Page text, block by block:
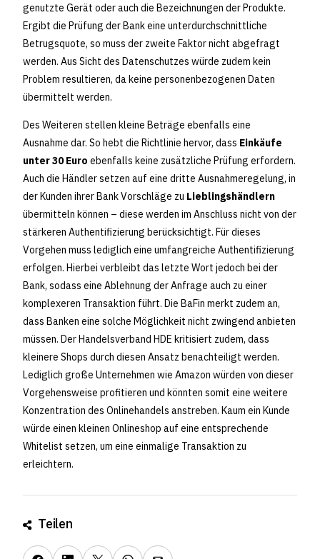
genutzte Gerät oder auch die Bezeichnungen der Produkte.
Ergibt die Prüfung der Bank eine unterdurchschnittliche
Betrugsquote, so muss der zweite Faktor nicht abgefragt
werden. Aus Sicht des Datenschutzes würde zudem kein
Problem resultieren, da keine personenbezogenen Daten
übermittelt werden.
Des Weiteren stellen kleine Beträge ebenfalls eine
Ausnahme dar. So hebt die Richtlinie hervor, dass Einkäufe
unter 30 Euro ebenfalls keine zusätzliche Prüfung erfordern.
Auch die Händler setzen auf eine dritte Ausnahmeregelung, in
der Kunden ihrer Bank Vorschläge zu Lieblingshändlern
übermitteln können – diese werden im Anschluss nicht von der
stärkeren Authentifizierung berücksichtigt. Für dieses
Vorgehen muss lediglich eine umfangreiche Authentifizierung
erfolgen. Hierbei verbleibt das letzte Wort jedoch bei der
Bank, sodass eine Ablehnung der Anfrage auch zu einer
komplexeren Transaktion führt. Die BaFin merkt zudem an,
dass Banken eine solche Möglichkeit nicht zwingend anbieten
müssen. Der Handelsverband HDE kritisiert zudem, dass
kleinere Shops durch diesen Ansatz benachteiligt werden.
Lediglich große Unternehmen wie Amazon würden von dieser
Vorgehensweise profitieren und könnten somit eine weitere
Konzentration des Onlinehandels anstreben. Kaum ein Kunde
würde einen kleinen Onlineshop auf eine entsprechende
Whitelist setzen, um eine einmalige Transaktion zu
erleichtern.
Teilen